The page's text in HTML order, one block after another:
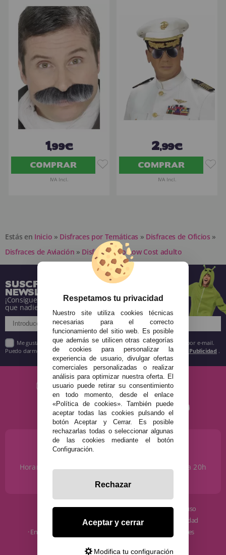
1,99€
COMPRAR
IVA Incl.
2,99€
COMPRAR
IVA Incl.
Estás en Inicio » Disfraces por Temáticas » Disfraces de Oficios »
Disfraces de Aviación » Disfraz Piloto Low Cost adulto
SUSCRÍBETE A NUESTRA
NEWSLETTER
¡Consigue descuentos y entérate de todo antes
que nadie!
Me gustaría recibir descuentos exclusivos, novedades y tendencias por e-mail.
Puedo darme de baja cuando quiera según lo recogido en la Política de Publicidad .
¿NECESITAS AYUDA?
Horario de Lunes a Sábados de 10 a 14h y de 17 a 20h
info@disfracestuyyo.com
· Quiénes somos
· Envíos y Devoluciones
· Condiciones de uso
· Política de privacidad
· Política de cookies
Respetamos tu privacidad
Nuestro site utiliza cookies técnicas
necesarias para el correcto
funcionamiento del sitio web. Es posible
que además se utilicen otras categorías
de cookies para personalizar la
experiencia de usuario, divulgar ofertas
comerciales personalizadas o realizar
análisis para optimizar nuestra oferta. El
usuario puede retirar su consentimiento
en todo momento, desde el enlace
«Política de cookies». También puede
aceptar todas las cookies pulsando el
botón Aceptar y Cerrar. Es posible
rechazarlas todas o seleccionar algunas
de las cookies mediante el botón
Configuración.
Rechazar
Aceptar y cerrar
Modifica tu configuración